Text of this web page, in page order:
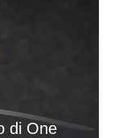
di One